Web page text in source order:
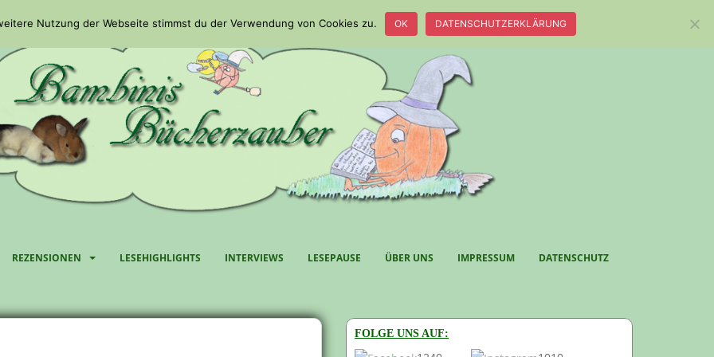
REZENSIONEN LESEHIGHLIGHTS INTERVIEWS LESEPAUSE ÜBER UNS IMPRESSUM DATENSCHUTZ
FOLGE UNS AUF:
Nutzung der Webseite stimmst du der Verwendung von Cookies zu. OK DATENSCHUTZERKLÄRUNG